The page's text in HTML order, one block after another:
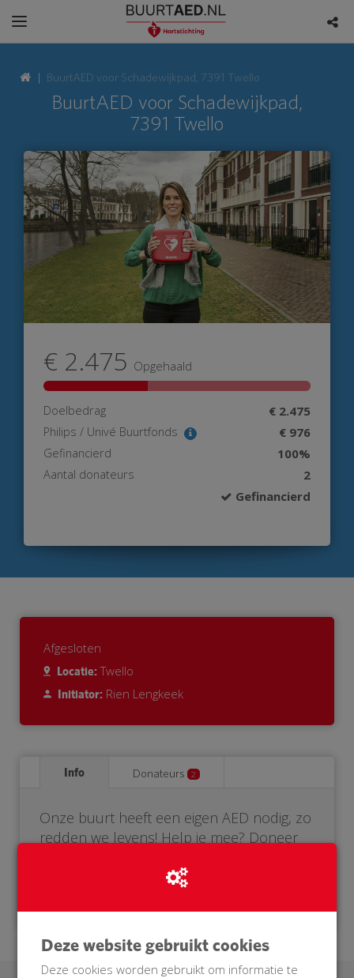
BuurtAED voor Schadewijkpad, 7391 Twello
BuurtAED voor Schadewijkpad,
7391 Twello
€ 2.475 Opgehaald
Doelbedrag € 2.475
Philips / Univé Buurtfonds € 976
Gefinancierd 100%
Aantal donateurs
2
Gefinancierd
Afgesloten
Locatie: Twello
Initiator: Rien Lengkeek
Info Donateurs 2
Onze buurt heeft een eigen AED nodig, zo
redden we levens! Help je mee? Doneer
Deze website gebruikt cookies
Deze cookies worden gebruikt om informatie te